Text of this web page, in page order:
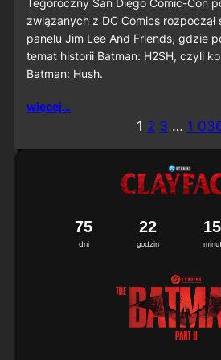
Tegoroczny San Diego Comic-Con
związanych z DC Comics
panelu Jim Lee And Friends, gdzie
temat historii Batman: H2SH, czyli
Batman: Hush.
więcej…
1 2 3 … 1
dni
75
godzin
22
minut
15